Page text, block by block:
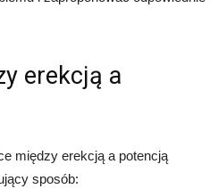
erekcją a
między erekcją a potencją
sposób: